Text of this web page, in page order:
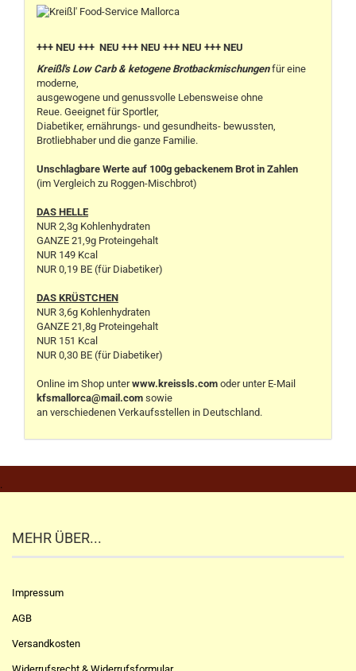
+++ NEU +++ NEU +++ NEU +++ NEU +++ NEU
Kreißl's Low Carb & ketogene Brotbackmischungenfür eine
moderne,
ausgewogene und genussvolle Lebensweise ohne
Reue. Geeignet für Sportler,
Diabetiker, ernährungs- und gesundheits- bewussten,
Brotliebhaber und die ganze Familie.
Unschlagbare Werte auf 100g gebackenem Brot in Zahlen
(im Vergleich zu Roggen-Mischbrot)
DAS HELLE
NUR 2,3g Kohlenhydraten
GANZE 21,9g Proteingehalt
NUR 149 Kcal
NUR 0,19 BE (für Diabetiker)
DAS KRÜSTCHEN
NUR 3,6g Kohlenhydraten
GANZE 21,8g Proteingehalt
NUR 151 Kcal
NUR 0,30 BE (für Diabetiker)
Online im Shop unterwww.kreissls.com oder unter E-Mail
kfsmallorca@mail.com sowie
an verschiedenen Verkaufsstellen in Deutschland.
.
MEHR ÜBER...
Impressum
AGB
Versandkosten